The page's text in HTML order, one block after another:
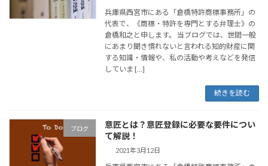
兵庫県西宮市にある「倉橋特許商標事務所」の
代表で、《商標・特許を専門とする弁理士》の
倉橋和之と申します。 当ブログでは、世間一般
にあまり聞き慣れないと言われる知的財産に関
する知識・情報や、私の活動や考えなどを発信
していま […]
続きを読む
ブログ
意匠とは？意匠登録に必要な要件につい
て解説！
2021年3月12日